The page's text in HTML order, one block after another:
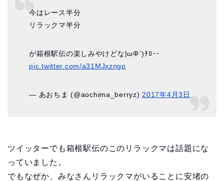
今はレース半分
リラックマ半分
が箱根駅伝の楽しみやけどな|ωΦ`)ﾁﾛ･･
pic.twitter.com/a31MJxzngp
— あおちま (@aochima_berryz)2017年4月3日
ツイッターでも箱根駅伝のこのリラックマは話題にな
っていました。
でもなぜか、みなさんリラックマがいることに安堵の